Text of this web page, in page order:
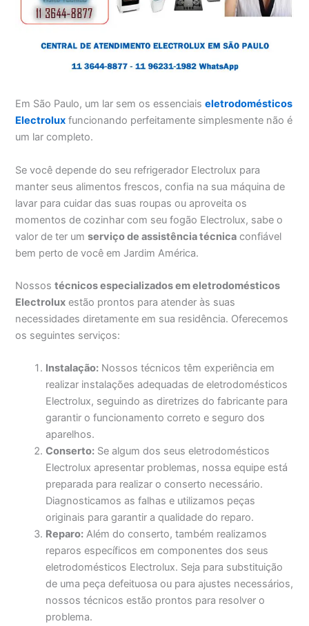
Em São Paulo, um lar sem os essenciaiseletrodomésticos
Electrolux funcionando perfeitamente simplesmente não é
um lar completo.
Se você depende do seu refrigerador Electrolux para
manter seus alimentos frescos, confia na sua máquina de
lavar para cuidar das suas roupas ou aproveita os
momentos de cozinhar com seu fogão Electrolux, sabe o
valor de ter umserviço de assistência técnica confiável
bem perto de você em Jardim América.
Nossostécnicos especializados em eletrodomésticos
Electrolux estão prontos para atender às suas
necessidades diretamente em sua residência. Oferecemos
os seguintes serviços:
Instalação: Nossos técnicos têm experiência em
realizar instalações adequadas de eletrodomésticos
Electrolux, seguindo as diretrizes do fabricante para
garantir o funcionamento correto e seguro dos
aparelhos.
Conserto: Se algum dos seus eletrodomésticos
Electrolux apresentar problemas, nossa equipe está
preparada para realizar o conserto necessário.
Diagnosticamos as falhas e utilizamos peças
originais para garantir a qualidade do reparo.
Reparo: Além do conserto, também realizamos
reparos específicos em componentes dos seus
eletrodomésticos Electrolux. Seja para substituição
de uma peça defeituosa ou para ajustes necessários,
nossos técnicos estão prontos para resolver o
problema.